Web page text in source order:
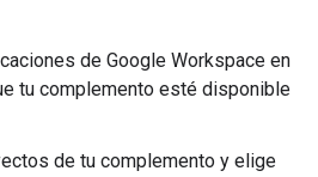
de Google Workspace en
tu complemento esté disponible
de tu complemento y elige